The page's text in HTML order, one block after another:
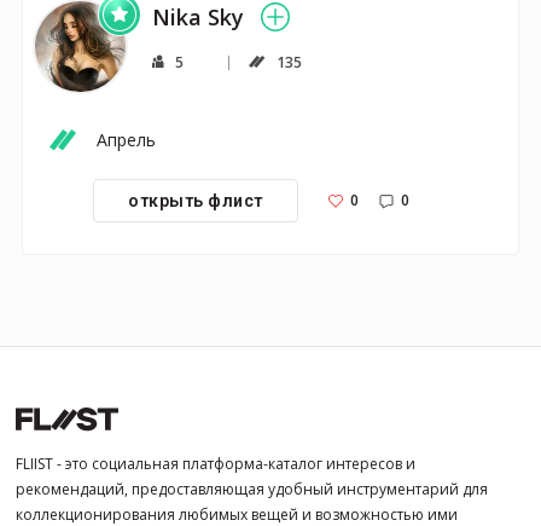
Nika Sky
5 135
Апрель
открыть флист 0 0
FLIIST - это социальная платформа-каталог интересов и
рекомендаций, предоставляющая удобный инструментарий для
коллекционирования любимых вещей и возможностью ими